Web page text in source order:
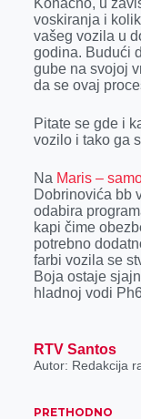
Konačno, u
voskiranja i
vašeg vozila u
godina. Budući
gube na svojoj
da se ovaj
Pitate se gde i
vozilo i tako ga
Na Maris –
Dobrinovića bb
odabira
kapi čime
potrebno
farbi vozila se
Boja ostaje
hladnoj vodi
RTV Santos
Autor: Redakcija
PRETHODNO